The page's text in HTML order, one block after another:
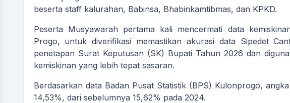
beserta staff kalurahan, Babinsa, Bhabinkamtibmas, dan KPKD.
Peserta Musyawarah pertama kali mencermati data
Progo, untuk diverifikasi memastikan akurasi data Sipedet
penetapan Surat Keputusan (SK) Bupati Tahun 2026 dan
kemiskinan yang lebih tepat sasaran.
Berdasarkan data Badan Pusat Statistik (BPS) Kulonprogo,
14,53%, dari sebelumnya 15,62% pada 2024.